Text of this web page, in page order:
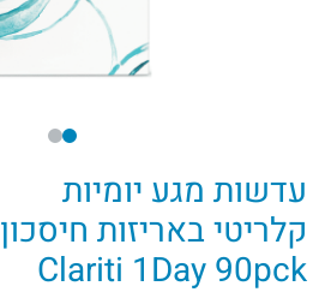
עדשות מגע יומיות
קלריטי באריזות חיסכון
Clariti 1Day 90pck